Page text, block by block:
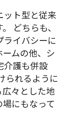
ット型と従来
どちらも、
ライバシーに
ムの他、シ
介護も併設
られるように
々とした地
にもなって